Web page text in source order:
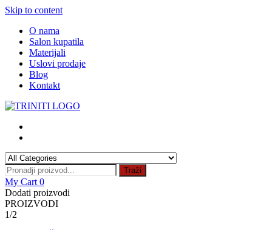
Skip to content
O nama
Salon kupatila
Materijali
Uslovi prodaje
Blog
Kontakt
Traži
My Cart 0
Dodati proizvodi
PROIZVODI
1/2